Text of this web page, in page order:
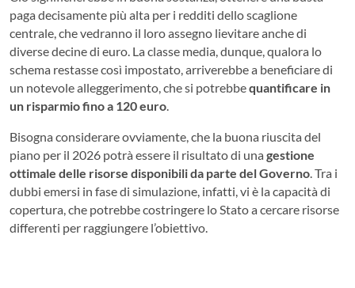
paga decisamente più alta per i redditi dello scaglione
centrale, che vedranno il loro assegno lievitare anche di
diverse decine di euro. La classe media, dunque, qualora lo
schema restasse così impostato, arriverebbe a beneficiare di
un notevole alleggerimento, che si potrebbequantificare in
un risparmio fino a 120 euro.
Bisogna considerare ovviamente, che la buona riuscita del
piano per il 2026 potrà essere il risultato di una gestione
ottimale delle risorse disponibili da parte del Governo. Tra i
dubbi emersi in fase di simulazione, infatti, vi è la capacità di
copertura, che potrebbe costringere lo Stato a cercare risorse
differenti per raggiungere l’obiettivo.